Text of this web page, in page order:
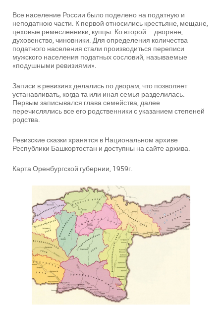
Все население России было поделено на податную и
неподатною части. К первой относились крестьяне, мещане,
цеховые ремесленники, купцы. Ко второй – дворяне,
духовенство, чиновники. Для определения количества
податного населения стали производиться переписи
мужского населения податных сословий, называемые
«подушными ревизиями».
Записи в ревизиях делались по дворам, что позволяет
устанавливать, когда та или иная семья разделилась.
Первым записывался глава семейства, далее
перечислялись все его родственники с указанием степеней
родства.
Ревизские сказки хранятся в Национальном архиве
Республики Башкортостан и доступны на сайте архива.
Карта Оренбургской губернии, 1959г.